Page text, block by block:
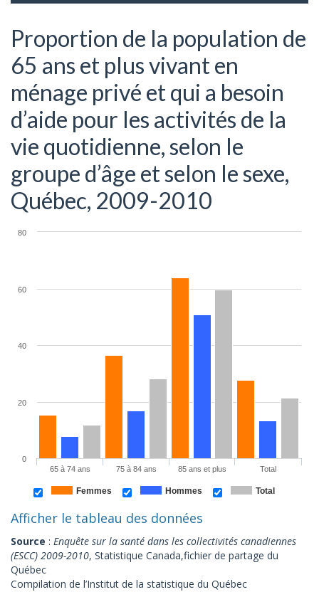
Proportion de la population de
65 ans et plus vivant en
ménage privé et qui a besoin
d’aide pour les activités de la
vie quotidienne, selon le
groupe d’âge et selon le sexe,
Québec, 2009-2010
Femmes Hommes Total
65 à 74 ans 75 à 84 ans 85 ans et plus Total
0
20
40
60
80
Afficher le tableau des données
Source : Enquête sur la santé dans les collectivités canadiennes
(ESCC) 2009-2010, Statistique Canada,fichier de partage du
Québec
Compilation de l’Institut de la statistique du Québec